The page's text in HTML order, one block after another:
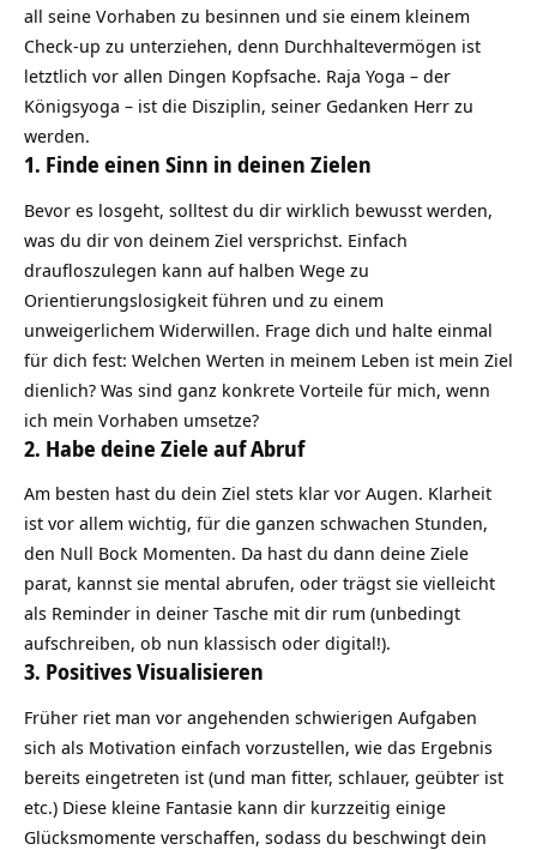
all seine Vorhaben zu besinnen und sie einem kleinem
Check-up zu unterziehen, denn Durchhaltevermögen ist
letztlich vor allen Dingen Kopfsache. Raja Yoga – der
Königsyoga – ist die Disziplin, seiner Gedanken Herr zu
werden.
1. Finde einen Sinn in deinen Zielen
Bevor es losgeht, solltest du dir wirklich bewusst werden,
was du dir von deinem Ziel versprichst. Einfach
draufloszulegen kann auf halben Wege zu
Orientierungslosigkeit führen und zu einem
unweigerlichem Widerwillen. Frage dich und halte einmal
für dich fest: Welchen Werten in meinem Leben ist mein Ziel
dienlich? Was sind ganz konkrete Vorteile für mich, wenn
ich mein Vorhaben umsetze?
2. Habe deine Ziele auf Abruf
Am besten hast du dein Ziel stets klar vor Augen. Klarheit
ist vor allem wichtig, für die ganzen schwachen Stunden,
den Null Bock Momenten. Da hast du dann deine Ziele
parat, kannst sie mental abrufen, oder trägst sie vielleicht
als Reminder in deiner Tasche mit dir rum (unbedingt
aufschreiben, ob nun klassisch oder digital!).
3. Positives Visualisieren
Früher riet man vor angehenden schwierigen Aufgaben
sich als Motivation einfach vorzustellen, wie das Ergebnis
bereits eingetreten ist (und man fitter, schlauer, geübter ist
etc.) Diese kleine Fantasie kann dir kurzzeitig einige
Glücksmomente verschaffen, sodass du beschwingt dein